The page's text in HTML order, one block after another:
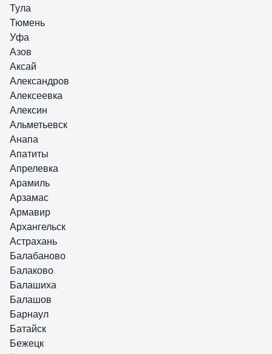
Тула
Тюмень
Уфа
Азов
Аксай
Александров
Алексеевка
Алексин
Альметьевск
Анапа
Апатиты
Апрелевка
Арамиль
Арзамас
Армавир
Архангельск
Астрахань
Балабаново
Балаково
Балашиха
Балашов
Барнаул
Батайск
Бежецк